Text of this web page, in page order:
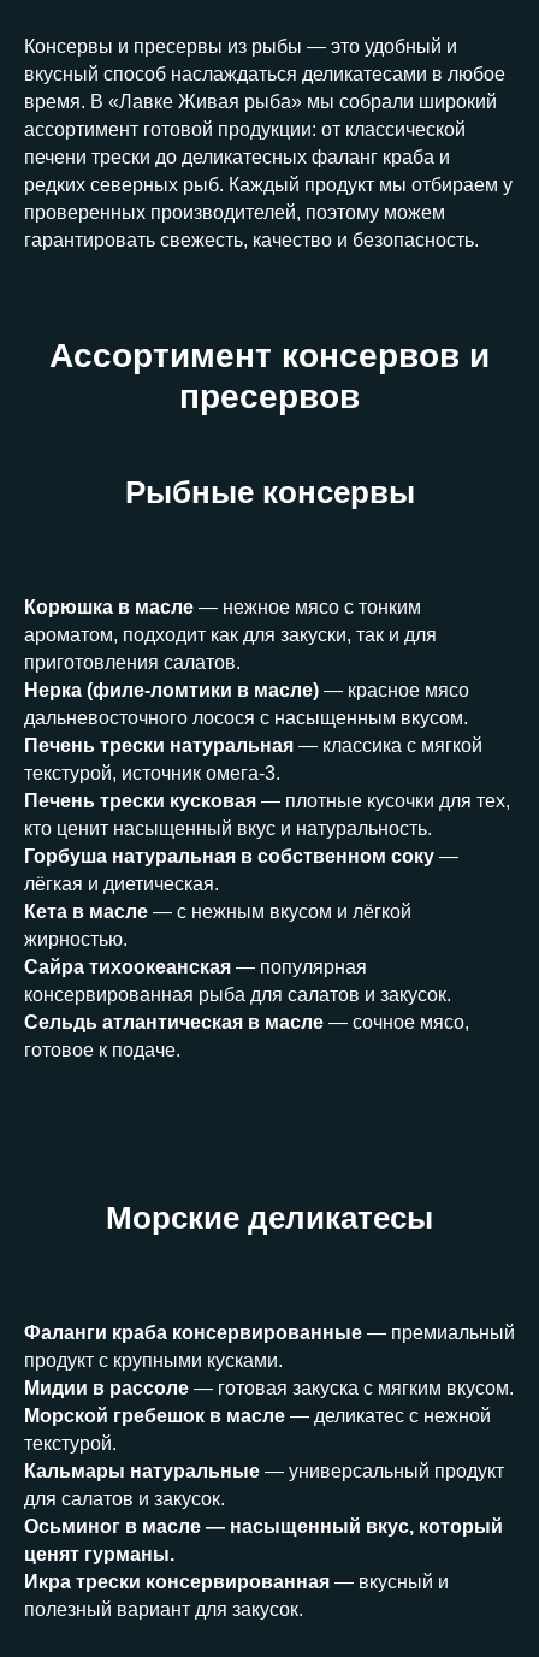
Консервы и пресервы из рыбы — это удобный и
вкусный способ наслаждаться деликатесами в любое
время. В «Лавке Живая рыба» мы собрали широкий
ассортимент готовой продукции: от классической
печени трески до деликатесных фаланг краба и
редких северных рыб. Каждый продукт мы отбираем у
проверенных производителей, поэтому можем
гарантировать свежесть, качество и безопасность.
Ассортимент консервов и
пресервов
Рыбные консервы
Корюшка в масле — нежное мясо с тонким
ароматом, подходит как для закуски, так и для
приготовления салатов.
Нерка (филе-ломтики в масле) — красное мясо
дальневосточного лосося с насыщенным вкусом.
Печень трески натуральная — классика с мягкой
текстурой, источник омега-3.
Печень трески кусковая — плотные кусочки для тех,
кто ценит насыщенный вкус и натуральность.
Горбуша натуральная в собственном соку —
лёгкая и диетическая.
Кета в масле — с нежным вкусом и лёгкой
жирностью.
Сайра тихоокеанская — популярная
консервированная рыба для салатов и закусок.
Сельдь атлантическая в масле — сочное мясо,
готовое к подаче.
Морские деликатесы
Фаланги краба консервированные — премиальный
продукт с крупными кусками.
Мидии в рассоле — готовая закуска с мягким вкусом.
Морской гребешок в масле — деликатес с нежной
текстурой.
Кальмары натуральные — универсальный продукт
для салатов и закусок.
Осьминог в масле — насыщенный вкус, который
ценят гурманы.
Икра трески консервированная — вкусный и
полезный вариант для закусок.